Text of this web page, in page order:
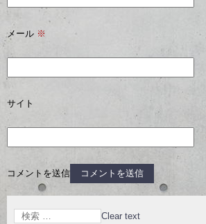
メール ※
サイト
コメントを送信
Clear text